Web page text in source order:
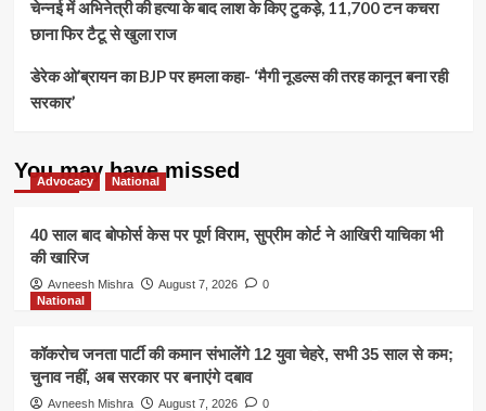
चेन्नई में अभिनेत्री की हत्या के बाद लाश के किए टुकड़े, 11,700 टन कचरा
छाना फिर टैटू से खुला राज
डेरेक ओ’ब्रायन का BJP पर हमला कहा- ‘मैगी नूडल्स की तरह कानून बना रही
सरकार’
You may have missed
Advocacy National
40 साल बाद बोफोर्स केस पर पूर्ण विराम, सुप्रीम कोर्ट ने आखिरी याचिका भी
की खारिज
Avneesh Mishra August 7, 2026
0
National
कॉकरोच जनता पार्टी की कमान संभालेंगे 12 युवा चेहरे, सभी 35 साल से कम;
चुनाव नहीं, अब सरकार पर बनाएंगे दबाव
Avneesh Mishra August 7, 2026
0